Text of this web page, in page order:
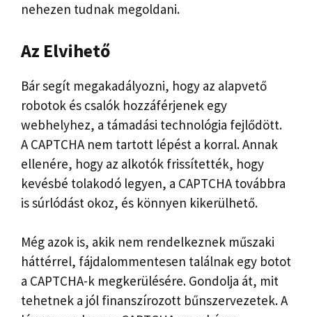
nehezen tudnak megoldani.
Az Elvihető
Bár segít megakadályozni, hogy az alapvető
robotok és csalók hozzáférjenek egy
webhelyhez, a támadási technológia fejlődött.
A CAPTCHA nem tartott lépést a korral. Annak
ellenére, hogy az alkotók frissítették, hogy
kevésbé tolakodó legyen, a CAPTCHA továbbra
is súrlódást okoz, és könnyen kikerülhető.
Még azok is, akik nem rendelkeznek műszaki
háttérrel, fájdalommentesen találnak egy botot
a CAPTCHA-k megkerülésére. Gondolja át, mit
tehetnek a jól finanszírozott bűnszervezetek. A